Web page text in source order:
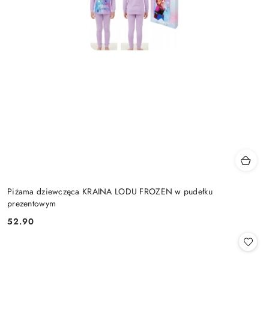
Piżama dziewczęca KRAINA LODU FROZEN w pudełku
prezentowym
Cena:
52.90